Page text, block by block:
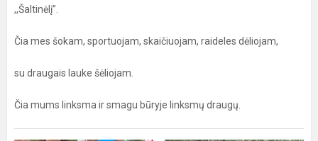
,,Šaltinėlį”.
Čia mes šokam, sportuojam, skaičiuojam, raideles dėliojam,
su draugais lauke šėliojam.
Čia mums linksma ir smagu būryje linksmų draugų.